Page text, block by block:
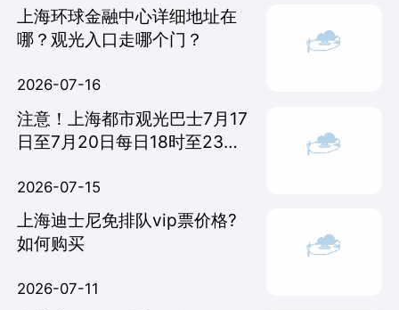
上海环球金融中心详细地址在
哪？观光入口走哪个门？
2026-07-16
注意！上海都市观光巴士7月17
日至7月20日每日18时至23
站点
2026-07-15
上海迪士尼免排队vip票价格?
如何购买
2026-07-11